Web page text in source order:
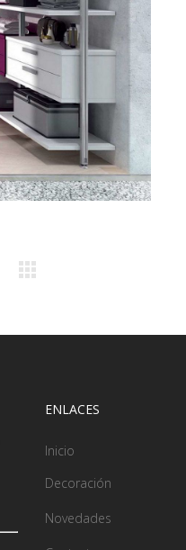
ENLACES
Inicio
Decoración
Novedades